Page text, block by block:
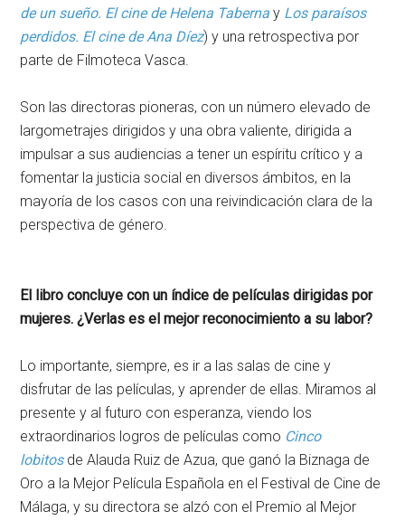
de un sueño. El cine de Helena Taberna y Los paraísos
perdidos. El cine de Ana Díez) y una retrospectiva por
parte de Filmoteca Vasca.
Son las directoras pioneras, con un número elevado de
largometrajes dirigidos y una obra valiente, dirigida a
impulsar a sus audiencias a tener un espíritu crítico y a
fomentar la justicia social en diversos ámbitos, en la
mayoría de los casos con una reivindicación clara de la
perspectiva de género.
El libro concluye con un índice de películas dirigidas por
mujeres. ¿Verlas es el mejor reconocimiento a su labor?
Lo importante, siempre, es ir a las salas de cine y
disfrutar de las películas, y aprender de ellas. Miramos al
presente y al futuro con esperanza, viendo los
extraordinarios logros de películas como Cinco
lobitosde Alauda Ruiz de Azua, que ganó la Biznaga de
Oro a la Mejor Película Española en el Festival de Cine de
Málaga, y su directora se alzó con el Premio al Mejor